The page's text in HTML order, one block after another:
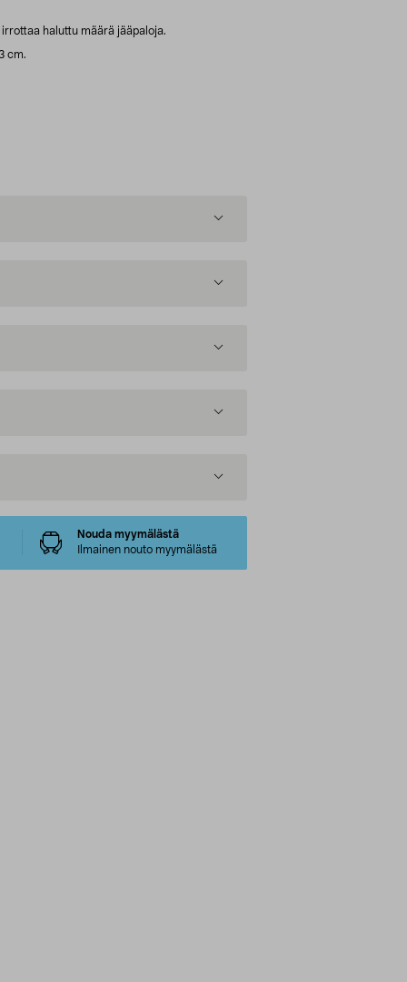
haluttu määrä jääpaloja.
cm.
Nouda myymälästä
Ilmainen nouto myymälästä